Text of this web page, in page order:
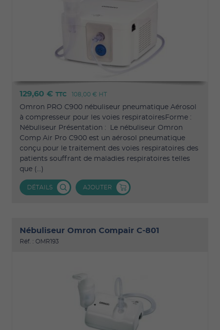
129,60 € TTC 108,00 € HT
Omron PRO C900 nébuliseur pneumatique Aérosol
à compresseur pour les voies respiratoiresForme :
Nébuliseur Présentation : Le nébuliseur Omron
Comp Air Pro C900 est un aérosol pneumatique
conçu pour le traitement des voies respiratoires des
patients souffrant de maladies respiratoires telles
que (...)
DÉTAILS AJOUTER
Nébuliseur Omron Compair C-801
Réf. : OMR193